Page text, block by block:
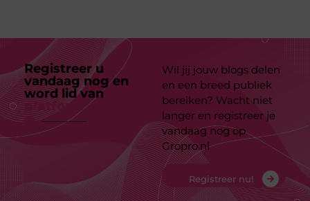
Registreer u
vandaag nog en
word lid van
platform
Wil jij jouw blogs delen
en een breed publiek
bereiken? Wacht niet
langer en registreer je
vandaag nog op
Gropro.nl
Registreer nu!